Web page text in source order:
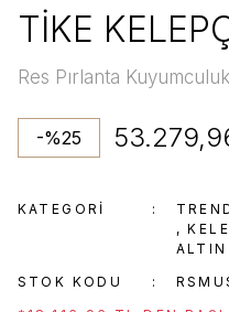
TİKE
Res Pırlanta Kuyumculuk
-%25
KATEGORI
,
ALTIN
STOK KODU